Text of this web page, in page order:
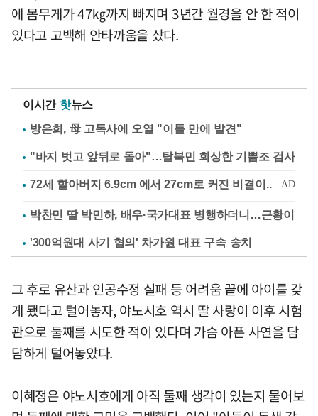
에 몸무게가 47㎏까지 빠지며 3년간 월경을 안 한 적이
있다고 고백해 안타까움을 샀다.
이시간 핫뉴스
방은희, 母 고독사에 오열 "이틀 만에 발견"
"바지 벗고 앞뒤로 돌아"…탈북민 회상한 기쁨조 검사
박찬민 딸 박민하, 배우·국가대표 병행하더니…근황이
'300억원대 사기 혐의' 차가원 대표 구속 송치
그 후로 유산과 인공수정 실패 등 어려움 끝에 아이를 갖
게 됐다고 털어놓자, 야노시호 역시 딸 사랑이 이후 시험
관으로 둘째를 시도한 적이 있다며 가슴 아픈 사연을 담
담하게 털어놓았다.
이혜정은 야노시호에게 아직 둘째 생각이 있는지 물어보